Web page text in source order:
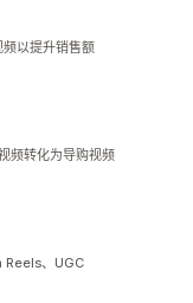
以提升销售额
频转化为导购视频
Reels、UGC